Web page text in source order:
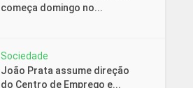
começa domingo no...
Sociedade
João Prata assume direção
do Centro de Emprego e...